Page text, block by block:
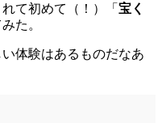
て初めて（！）「 宝く
た。
体験はあるものだなあ